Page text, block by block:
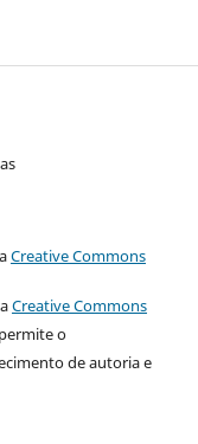
Creative Commons
Creative Commons
o
de autoria e